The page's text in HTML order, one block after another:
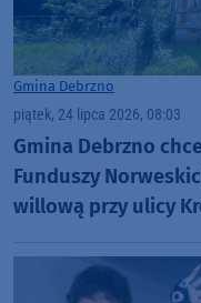
Gmina Debrzno
piątek, 24 lipca 2026, 08:03
Gmina Debrzno
Funduszy
willową przy ulicy